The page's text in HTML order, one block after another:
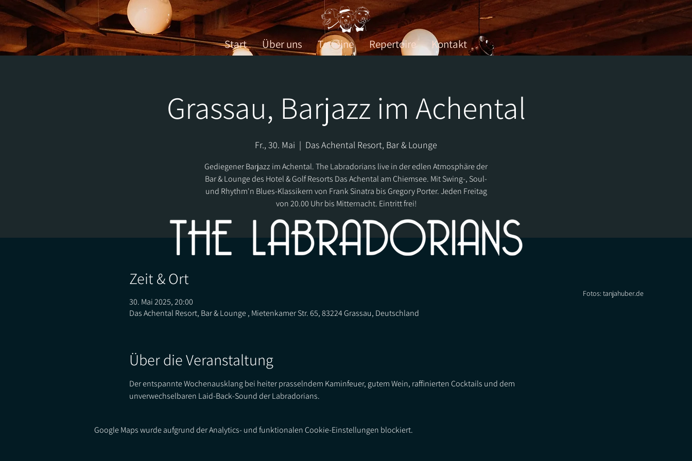
Start Über uns Termine Repertoire Kontakt
Grassau, Barjazz im Achental
Fr., 30. Mai
  |
Das Achental Resort, Bar & Lounge
Gediegener Barjazz im Achental. The Labradorians live in der edlen Atmosphäre der
Bar & Lounge des Hotel & Golf Resorts Das Achental am Chiemsee. Mit Swing-, Soul-
und Rhythm'n Blues-Klassikern von Frank Sinatra bis Gregory Porter. Jeden Freitag
von 20.00 Uhr bis Mitternacht. Eintritt frei!
Zeit & Ort
30. Mai 2025, 20:00
Das Achental Resort, Bar & Lounge , Mietenkamer Str. 65, 83224 Grassau, Deutschland
Über die Veranstaltung
Der entspannte Wochenausklang bei heiter prasselndem Kaminfeuer, gutem Wein, raffinierten Cocktails und dem
unverwechselbaren Laid-Back-Sound der Labradorians.
Google Maps wurde aufgrund der Analytics- und funktionalen Cookie-Einstellungen blockiert.
Fotos: tanjahuber.de